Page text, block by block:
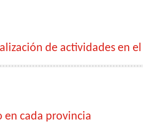
de actividades en
en cada provincia